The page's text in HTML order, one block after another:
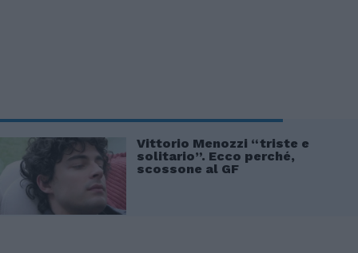
Vittorio Menozzi “triste e
solitario”. Ecco perché,
scossone al GF